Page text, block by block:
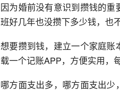
因为婚前没有意识到攒钱的
班好几年也没攒下多少钱，也
想要攒到钱，建立一个家庭
载一个记账APP，方便实用，
哪方面支出多，哪方面支出